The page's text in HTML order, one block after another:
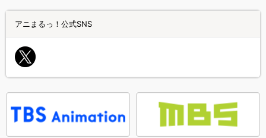
アニまるっ！公式SNS